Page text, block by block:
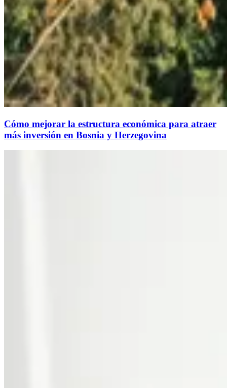
Cómo mejorar la estructura económica para atraer
más inversión en Bosnia y Herzegovina